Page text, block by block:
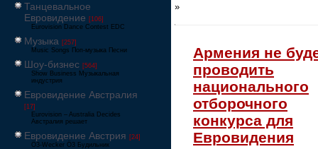
Танцевальное
Евровидение [106]
Eurovision Dance Contest EDC
Музыка [257]
Music Songs Поп-музыка Песни
Шоу-бизнес [564]
Show Business Музыкальная
индустрия
Евровидение Австралия
[17]
Eurovision – Australia Decides
Австралия решает
Евровидение Австрия [24]
Ö3-Wecker Ö3 Будильник
»
Армения не
проводить
национального
отборочного
конкурса для
Евровидения